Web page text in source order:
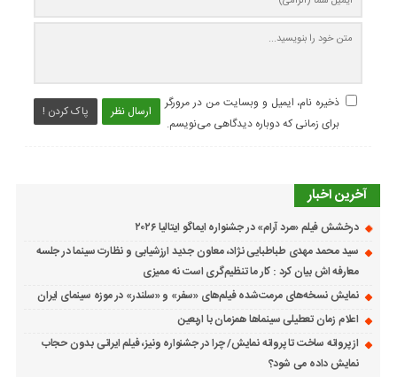
ارسال نظر پاک کردن !
ذخیره نام، ایمیل و وبسایت من در مرورگر
برای زمانی که دوباره دیدگاهی می‌نویسم.
آخرین اخبار
درخشش فیلم «مرد آرام» در جشنواره ایماگو ایتالیا ۲۰۲۶
سید محمد مهدی طباطبایی نژاد، معاون جدید ارزشیابی و نظارت سینما در جلسه
معارفه اش بیان کرد : کار ما تنظیم‌گری است نه ممیزی
نمایش نسخه‌های مرمت‌شده فیلم‌های «سفر» و «سلندر» در موزه سینمای ایران
اعلام زمان تعطیلی سینماها همزمان با اربعین
از پروانه ساخت تا پروانه نمایش/ چرا در جشنواره ونیز، فیلم ایرانی بدون حجاب
نمایش داده می شود؟